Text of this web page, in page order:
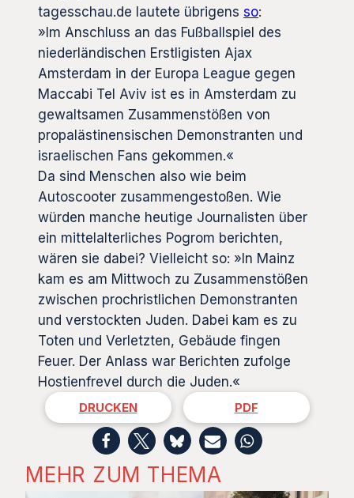
tagesschau.de lautete übrigens so:
»Im Anschluss an das Fußballspiel des
niederländischen Erstligisten Ajax
Amsterdam in der Europa League gegen
Maccabi Tel Aviv ist es in Amsterdam zu
gewaltsamen Zusammenstößen von
propalästinensischen Demonstranten und
israelischen Fans gekommen.«
Da sind Menschen also wie beim
Autoscooter zusammengestoßen. Wie
würden manche heutige Journalisten über
ein mittelalterliches Pogrom berichten,
wären sie dabei? Vielleicht so: »In Mainz
kam es am Mittwoch zu Zusammenstößen
zwischen prochristlichen Demonstranten
und verstockten Juden. Dabei kam es zu
Toten und Verletzten, Gebäude fingen
Feuer. Der Anlass war Berichten zufolge
Hostienfrevel durch die Juden.«
DRUCKEN PDF
MEHR ZUM THEMA